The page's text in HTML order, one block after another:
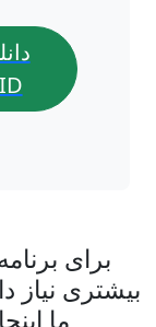
برای
بیشتری
ما